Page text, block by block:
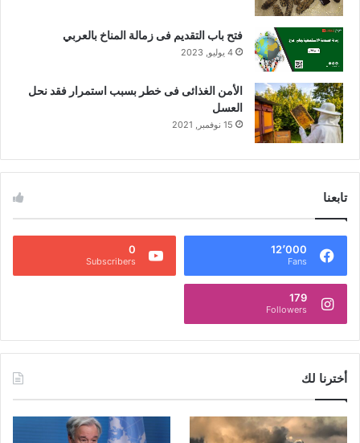
فتح باب التقديم فى زمالة المناخ بالعربي
4 يوليو, 2023
الأمن الغذائى فى خطر بسبب استمرار فقد نحل
العسل
15 نوفمبر, 2021
تابعنا
12٬000
Fans
0
Subscribers
179
Followers
أخترنا لك